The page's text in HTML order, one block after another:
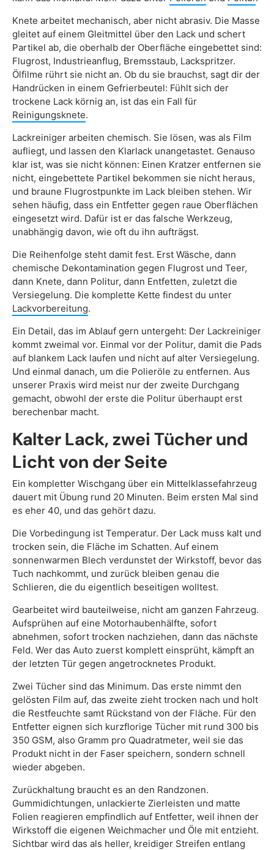
Knete arbeitet mechanisch, aber nicht abrasiv. Die Masse
gleitet auf einem Gleitmittel über den Lack und schert
Partikel ab, die oberhalb der Oberfläche eingebettet sind:
Flugrost, Industrieanflug, Bremsstaub, Lackspritzer.
Ölfilme rührt sie nicht an. Ob du sie brauchst, sagt dir der
Handrücken in einem Gefrierbeutel: Fühlt sich der
trockene Lack körnig an, ist das ein Fall für
Reinigungsknete.
Lackreiniger arbeiten chemisch. Sie lösen, was als Film
aufliegt, und lassen den Klarlack unangetastet. Genauso
klar ist, was sie nicht können: Einen Kratzer entfernen sie
nicht, eingebettete Partikel bekommen sie nicht heraus,
und braune Flugrostpunkte im Lack bleiben stehen. Wir
sehen häufig, dass ein Entfetter gegen raue Oberflächen
eingesetzt wird. Dafür ist er das falsche Werkzeug,
unabhängig davon, wie oft du ihn aufträgst.
Die Reihenfolge steht damit fest. Erst Wäsche, dann
chemische Dekontamination gegen Flugrost und Teer,
dann Knete, dann Politur, dann Entfetten, zuletzt die
Versiegelung. Die komplette Kette findest du unter
Lackvorbereitung.
Ein Detail, das im Ablauf gern untergeht: Der Lackreiniger
kommt zweimal vor. Einmal vor der Politur, damit die Pads
auf blankem Lack laufen und nicht auf alter Versiegelung.
Und einmal danach, um die Polieröle zu entfernen. Aus
unserer Praxis wird meist nur der zweite Durchgang
gemacht, obwohl der erste die Politur überhaupt erst
berechenbar macht.
Kalter Lack, zwei Tücher und
Licht von der Seite
Ein kompletter Wischgang über ein Mittelklassefahrzeug
dauert mit Übung rund 20 Minuten. Beim ersten Mal sind
es eher 40, und das gehört dazu.
Die Vorbedingung ist Temperatur. Der Lack muss kalt und
trocken sein, die Fläche im Schatten. Auf einem
sonnenwarmen Blech verdunstet der Wirkstoff, bevor das
Tuch nachkommt, und zurück bleiben genau die
Schlieren, die du eigentlich beseitigen wolltest.
Gearbeitet wird bauteilweise, nicht am ganzen Fahrzeug.
Aufsprühen auf eine Motorhaubenhälfte, sofort
abnehmen, sofort trocken nachziehen, dann das nächste
Feld. Wer das Auto zuerst komplett einsprüht, kämpft an
der letzten Tür gegen angetrocknetes Produkt.
Zwei Tücher sind das Minimum. Das erste nimmt den
gelösten Film auf, das zweite zieht trocken nach und holt
die Restfeuchte samt Rückstand von der Fläche. Für den
Entfetter eignen sich kurzflorige Tücher mit rund 300 bis
350 GSM, also Gramm pro Quadratmeter, weil sie das
Produkt nicht in der Faser speichern, sondern schnell
wieder abgeben.
Zurückhaltung braucht es an den Randzonen.
Gummidichtungen, unlackierte Zierleisten und matte
Folien reagieren empfindlich auf Entfetter, weil ihnen der
Wirkstoff die eigenen Weichmacher und Öle mit entzieht.
Sichtbar wird das als heller, kreidiger Streifen entlang